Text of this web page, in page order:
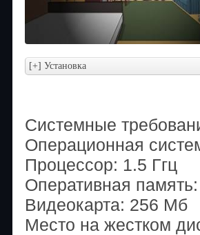
Системные
Операционная
Процессор: 1.5 Ггц
Оперативная
Видеокарта: 256 Мб
Место на жестком